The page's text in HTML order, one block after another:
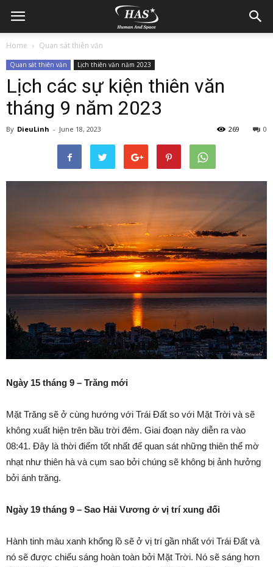
Home Quan sát thiên văn
Quan sát thiên văn Lịch thiên văn năm 2023
Lịch các sự kiện thiên văn
tháng 9 năm 2023
By DieuLinh - June 18, 2023 0
269
Ngày 15 tháng 9 – Trăng mới
Mặt Trăng sẽ ở cùng hướng với Trái Đất so với Mặt Trời và sẽ
không xuất hiện trên bầu trời đêm. Giai đoạn này diễn ra vào
08:41. Đây là thời điểm tốt nhất để quan sát những thiên thể mờ
nhạt như thiên hà và cụm sao bởi chúng sẽ không bị ảnh hưởng
bởi ánh trăng.
Ngày 19 tháng 9 – Sao Hải Vương ở vị trí xung đối
Hành tinh màu xanh khổng lồ sẽ ở vị trí gần nhất với Trái Đất và
nó sẽ được chiếu sáng hoàn toàn bởi Mặt Trời. Nó sẽ sáng hơn